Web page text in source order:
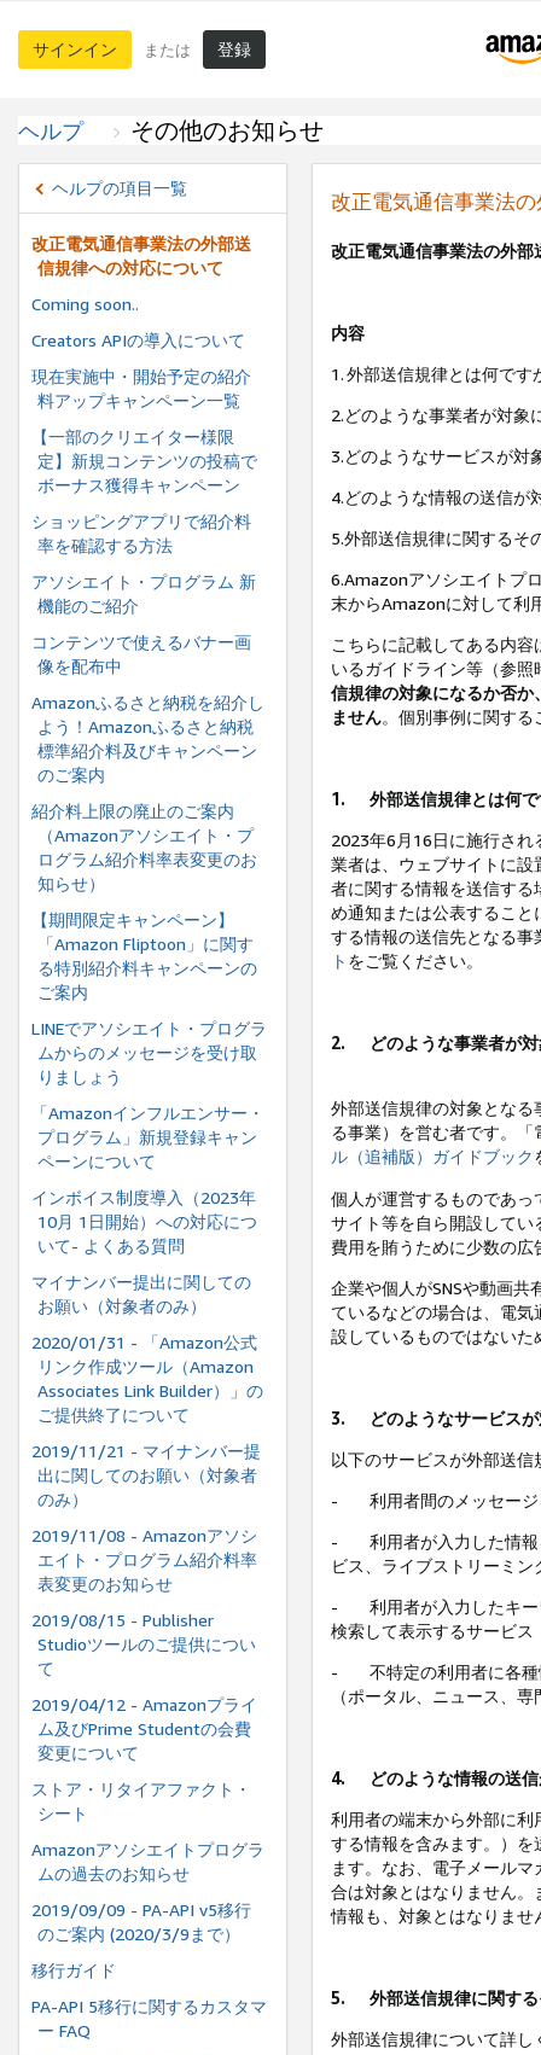
サインイン または 登録
ヘルプ その他のお知らせ
ヘルプの項目一覧
改正電気通信事業法の外部送
信規律への対応について
Coming soon..
Creators APIの導入について
現在実施中・開始予定の紹介
料アップキャンペーン一覧
【一部のクリエイター様限
定】新規コンテンツの投稿で
ボーナス獲得キャンペーン
ショッピングアプリで紹介料
率を確認する方法
アソシエイト・プログラム 新
機能のご紹介
コンテンツで使えるバナー画
像を配布中
Amazonふるさと納税を紹介し
よう！Amazonふるさと納税
標準紹介料及びキャンペーン
のご案内
紹介料上限の廃止のご案内
（Amazonアソシエイト・プ
ログラム紹介料率表変更のお
知らせ）
【期間限定キャンペーン】
「Amazon Fliptoon」に関す
る特別紹介料キャンペーンの
ご案内
LINEでアソシエイト・プログラ
ムからのメッセージを受け取
りましょう
「Amazonインフルエンサー・
プログラム」新規登録キャン
ペーンについて
インボイス制度導⼊（2023年
10⽉ 1⽇開始）への対応につ
いて- よくある質問
マイナンバー提出に関しての
お願い（対象者のみ）
2020/01/31 - 「Amazon公式
リンク作成ツール（Amazon
Associates Link Builder）」の
ご提供終了について
2019/11/21 - マイナンバー提
出に関してのお願い（対象者
のみ）
2019/11/08 - Amazonアソシ
エイト・プログラム紹介料率
表変更のお知らせ
2019/08/15 - Publisher
Studioツールのご提供につい
て
2019/04/12 - Amazonプライ
ム及びPrime Studentの会費
変更について
ストア・リタイアファクト・
シート
Amazonアソシエイトプログラ
ムの過去のお知らせ
2019/09/09 - PA-API v5移行
のご案内 (2020/3/9まで）
移行ガイド
PA-API 5移行に関するカスタマ
ー FAQ
改正電気通信事業法
改正電気通信事業法の外
内容
1.外部送信規律とは何です
2.どのような事業者が対象
3.どのようなサービスが対
4.どのような情報の送信が
5.外部送信規律に関するそ
6.Amazonアソシエイトプ
末からAmazonに対して利
こちらに記載してある内
いるガイドライン等（参
信規律の対象になるか否
ません。個別事例に関する
1. 外部送信規律とは何
2023年6月16日に施行さ
業者は、ウェブサイトに
者に関する情報を送信す
め通知または公表するこ
する情報の送信先となる
ト をご覧ください。
2. どのような事業者が
外部送信規律の対象とな
る事業）を営む者です。
ル（追補版）ガイドブック
個人が運営するものであ
サイト等を自ら開設して
費用を賄うために少数の
企業や個人がSNSや動画
ているなどの場合は、電
設しているものではない
3. どのようなサービス
以下のサービスが外部送
- 利用者間のメッセー
-
利用者が入力した情
ビス、ライブストリーミン
-
利用者が入力したキ
検索して表示するサービス
-
不特定の利用者に各
（ポータル、ニュース、
4. どのような情報の送
利用者の端末から外部に利
する情報を含みます。）
ます。なお、電子メール
合は対象とはなりません
情報も、対象とはなりませ
5. 外部送信規律に関す
外部送信規律について詳